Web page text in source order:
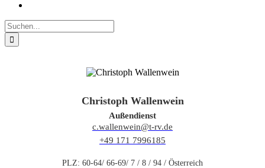
Suche
nach:
Christoph Wallenwein
Außendienst
+49 171 7996185
c.wallenwein@t-rv.de
PLZ: 60-64/ 66-69/ 7 / 8 / 94 / Österreich